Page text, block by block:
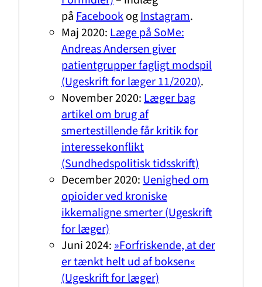
påFacebookogInstagram.
Maj 2020:Læge på SoMe:
Andreas Andersen giver
patientgrupper fagligt modspil
(Ugeskrift for læger 11/2020).
November 2020:Læger bag
artikel om brug af
smertestillende får kritik for
interessekonflikt
(Sundhedspolitisk tidsskrift)
December 2020:Uenighed om
opioider ved kroniske
ikkemaligne smerter (Ugeskrift
for læger)
Juni 2024:»Forfriskende, at der
er tænkt helt ud af boksen«
(Ugeskrift for læger)